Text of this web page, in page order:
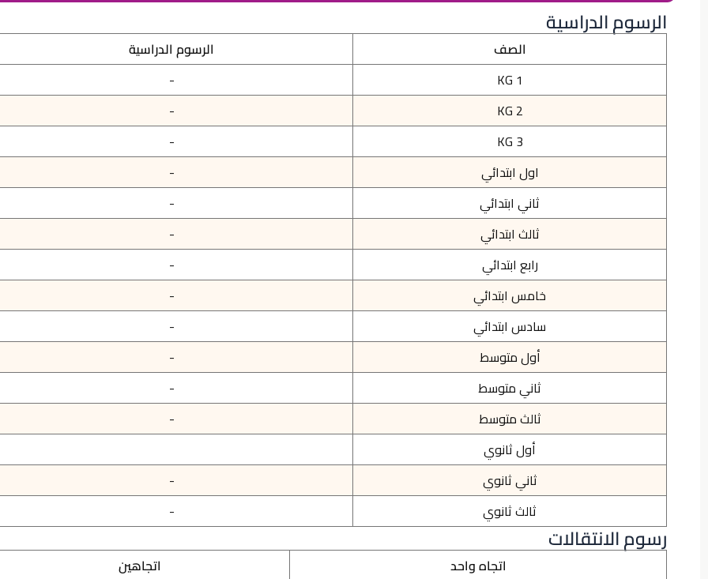
الرسوم الدراسية
الصف
الرسوم الدراسية
KG 1
-
KG 2
-
KG 3
-
اول ابتدائي
-
ثاني ابتدائي
-
ثالث ابتدائي
-
رابع ابتدائي
-
خامس ابتدائي
-
سادس ابتدائي
-
أول متوسط
-
ثاني متوسط
-
ثالث متوسط
-
أول ثانوي
ثاني ثانوي
-
ثالث ثانوي
-
رسوم الانتقالات
اتجاه واحد
اتجاهين